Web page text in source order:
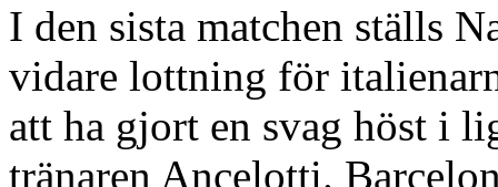
I den sista matchen ställs
vidare lottning för
att ha gjort en svag höst i
tränaren Ancelotti.